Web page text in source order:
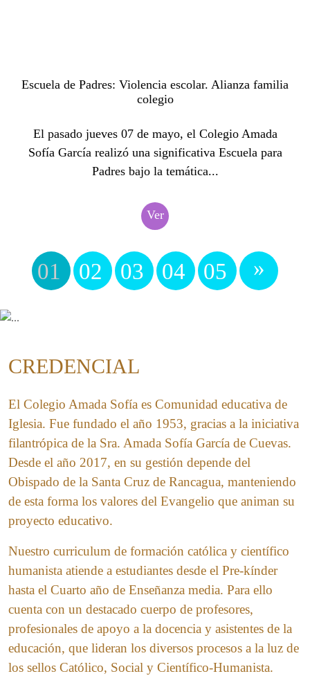
Escuela de Padres: Violencia escolar. Alianza familia
colegio
El pasado jueves 07 de mayo, el Colegio Amada
Sofía García realizó una significativa Escuela para
Padres bajo la temática...
Ver
01 02 03 04 05 »
CREDENCIAL
El Colegio Amada Sofía es Comunidad educativa de
Iglesia. Fue fundado el año 1953, gracias a la iniciativa
filantrópica de la Sra. Amada Sofía García de Cuevas.
Desde el año 2017, en su gestión depende del
Obispado de la Santa Cruz de Rancagua, manteniendo
de esta forma los valores del Evangelio que animan su
proyecto educativo.
Nuestro curriculum de formación católica y científico
humanista atiende a estudiantes desde el Pre-kínder
hasta el Cuarto año de Enseñanza media. Para ello
cuenta con un destacado cuerpo de profesores,
profesionales de apoyo a la docencia y asistentes de la
educación, que lideran los diversos procesos a la luz de
los sellos Católico, Social y Científico-Humanista.